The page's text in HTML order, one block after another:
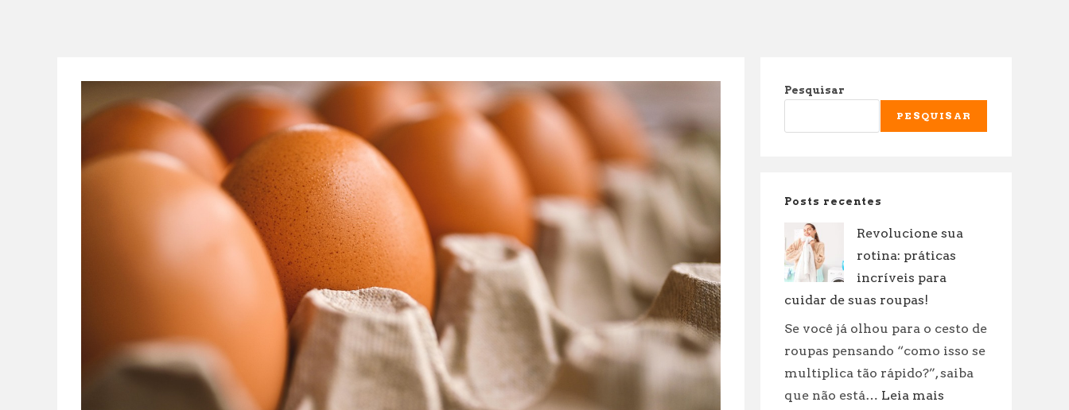
Pesquisar
PESQUISAR
Posts recentes
Revolucione sua
rotina: práticas
incríveis para
cuidar de suas roupas!
Se você já olhou para o cesto de
roupas pensando “como isso se
multiplica tão rápido?”, saiba
que não está… Leia mais